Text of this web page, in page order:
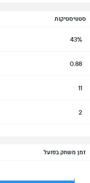
סטטיסטיקות
43%
0.88
11
2
זמן משחק בפועל